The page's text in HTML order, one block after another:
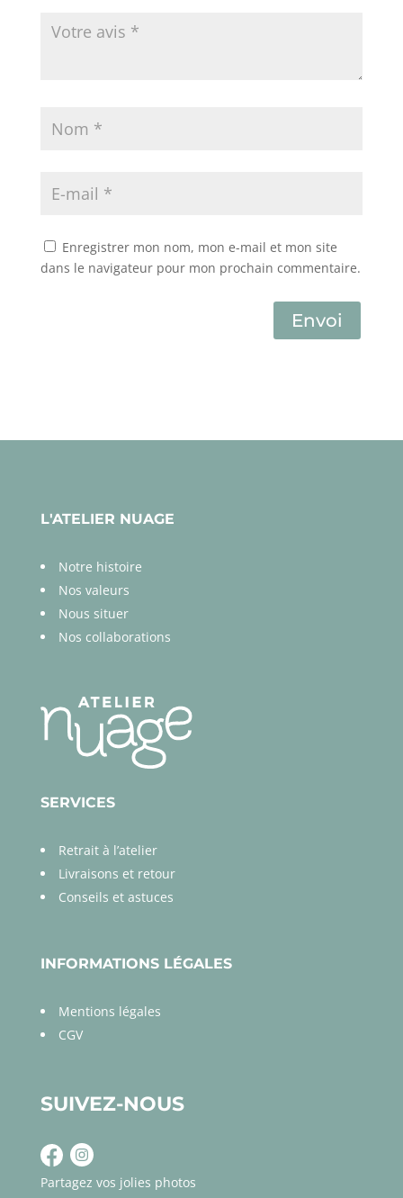
Enregistrer mon nom, mon e-mail et mon site
dans le navigateur pour mon prochain commentaire.
Envoi
L'ATELIER NUAGE
Notre histoire
Nos valeurs
Nous situer
Nos collaborations
SERVICES
Retrait à l’atelier
Livraisons et retour
Conseils et astuces
INFORMATIONS LÉGALES
Mentions légales
CGV
SUIVEZ-NOUS
Partagez vos jolies photos